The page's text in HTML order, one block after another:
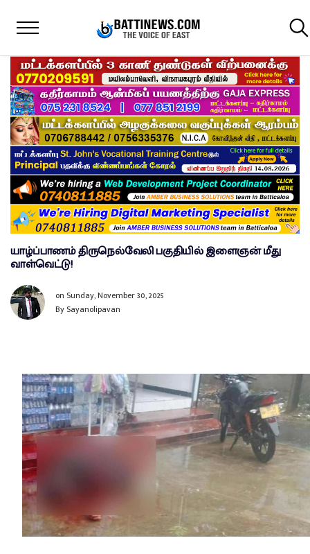
யாழ்ப்பாணம் திருநெல்வேலி பகுதியில் இளைஞன் மீது
வாள்வெட்டு!
on Sunday, November 30, 2025
By Sayanolipavan